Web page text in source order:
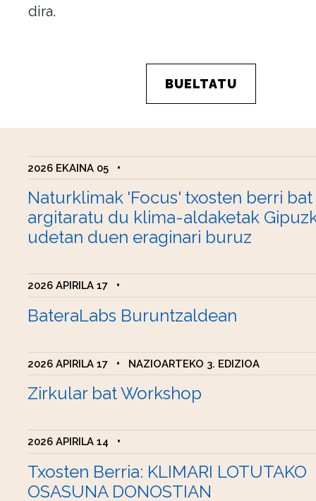
dira.
BUELTATU
2026 EKAINA 05 •
Naturklimak 'Focus' txosten berri bat
argitaratu du klima-aldaketak
udetan duen eraginari buruz
2026 APIRILA 17 •
BateraLabs Buruntzaldean
2026 APIRILA 17 • NAZIOARTEKO 3. EDIZIOA
Zirkular bat Workshop
2026 APIRILA 14 •
Txosten Berria: KLIMARI LOTUTAKO
OSASUNA DONOSTIAN